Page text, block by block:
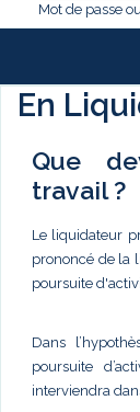
Mot de passe
En
Que
travail ?
Le liquidateur
prononcé de la
poursuite
Dans
poursuite
interviendra